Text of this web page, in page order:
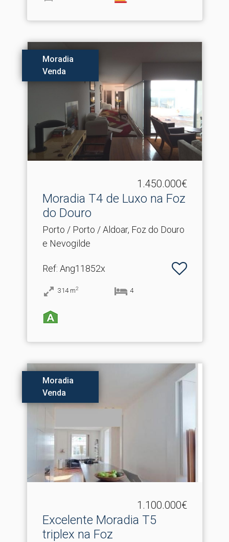
Moradia
Venda
1.450.000€
Moradia T4 de Luxo na Foz
do Douro
Porto / Porto / Aldoar, Foz do Douro
e Nevogilde
Ref: Ang11852x
314 m2 4
Moradia
Venda
1.100.000€
Excelente Moradia T5
triplex na Foz